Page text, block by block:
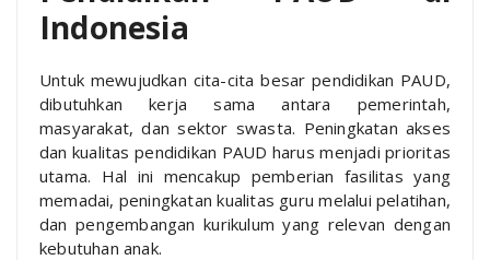
Indonesia
Untuk mewujudkan cita-cita besar pendidikan PAUD,
dibutuhkan kerja sama antara pemerintah,
masyarakat, dan sektor swasta. Peningkatan akses
dan kualitas pendidikan PAUD harus menjadi prioritas
utama. Hal ini mencakup pemberian fasilitas yang
memadai, peningkatan kualitas guru melalui pelatihan,
dan pengembangan kurikulum yang relevan dengan
kebutuhan anak.